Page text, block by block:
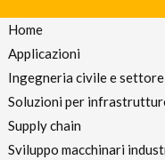
Home
Applicazioni
Ingegneria civile e
Soluzioni per
Supply chain
Sviluppo macchinari